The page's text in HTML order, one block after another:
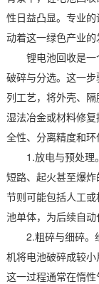
性日益凸显。专业
动着这一绿色产业的
锂电池回收是一
破碎与分选。这一
列工艺，将外壳、
湿法冶金或材料修
全性、分离精度和环
1.放电与预处理
短路、起火甚至爆
节则可能包括人工
池单体，为后续自动
2.粗碎与细碎。
机将电池破碎成较小
这一过程通常在惰性